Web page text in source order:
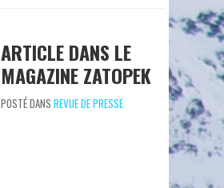
ARTICLE DANS LE
MAGAZINE ZATOPEK
POSTÉ DANS REVUE DE PRESSE